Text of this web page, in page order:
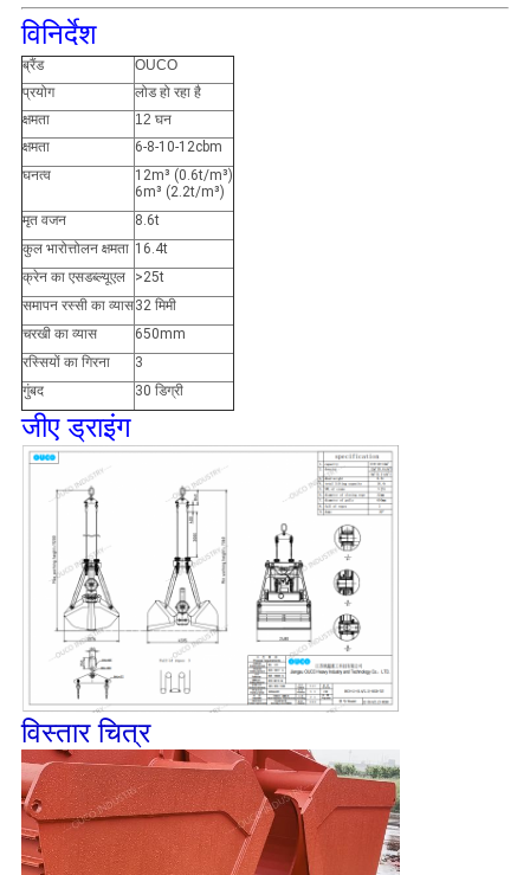
विनिर्देश
ब्रैंड
OUCO
प्रयोग
लोड हो रहा है
क्षमता
12 घन
क्षमता
6-8-10-12cbm
घनत्व
12m³ (0.6t/m³)
6m³ (2.2t/m³)
मृत वजन
8.6t
कुल भारोत्तोलन क्षमता 16.4t
क्रेन का एसडब्ल्यूएल
>25t
समापन रस्सी का व्यास32 मिमी
चरखी का व्यास
650mm
रस्सियों का गिरना
3
गुंबद
30 डिग्री
जीए ड्राइंग
विस्तार चित्र